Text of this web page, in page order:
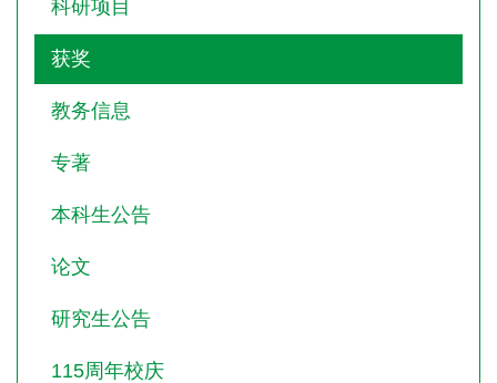
科研项目
获奖
教务信息
专著
本科生公告
论文
研究生公告
115周年校庆